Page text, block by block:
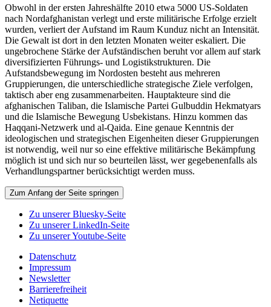
Obwohl in der ersten Jahreshälfte 2010 etwa 5000 US-Soldaten
nach Nordafghanistan verlegt und erste militärische Erfolge erzielt
wurden, verliert der Aufstand im Raum Kunduz nicht an Intensität.
Die Gewalt ist dort in den letzten Monaten weiter eskaliert. Die
ungebrochene Stärke der Aufständischen beruht vor allem auf stark
diversifizierten Führungs- und Logistikstrukturen. Die
Aufstandsbewegung im Nordosten besteht aus mehreren
Gruppierungen, die unterschiedliche strategische Ziele verfolgen,
taktisch aber eng zusammenarbeiten. Hauptakteure sind die
afghanischen Taliban, die Islamische Partei Gulbuddin Hekmatyars
und die Islamische Bewegung Usbekistans. Hinzu kommen das
Haqqani-Netzwerk und al-Qaida. Eine genaue Kenntnis der
ideologischen und strategischen Eigenheiten dieser Gruppierungen
ist notwendig, weil nur so eine effektive militärische Bekämpfung
möglich ist und sich nur so beurteilen lässt, wer gegebenenfalls als
Verhandlungspartner berücksichtigt werden muss.
Zum Anfang der Seite springen
Zu unserer Bluesky-Seite
Zu unserer LinkedIn-Seite
Zu unserer Youtube-Seite
Datenschutz
Impressum
Newsletter
Barrierefreiheit
Netiquette